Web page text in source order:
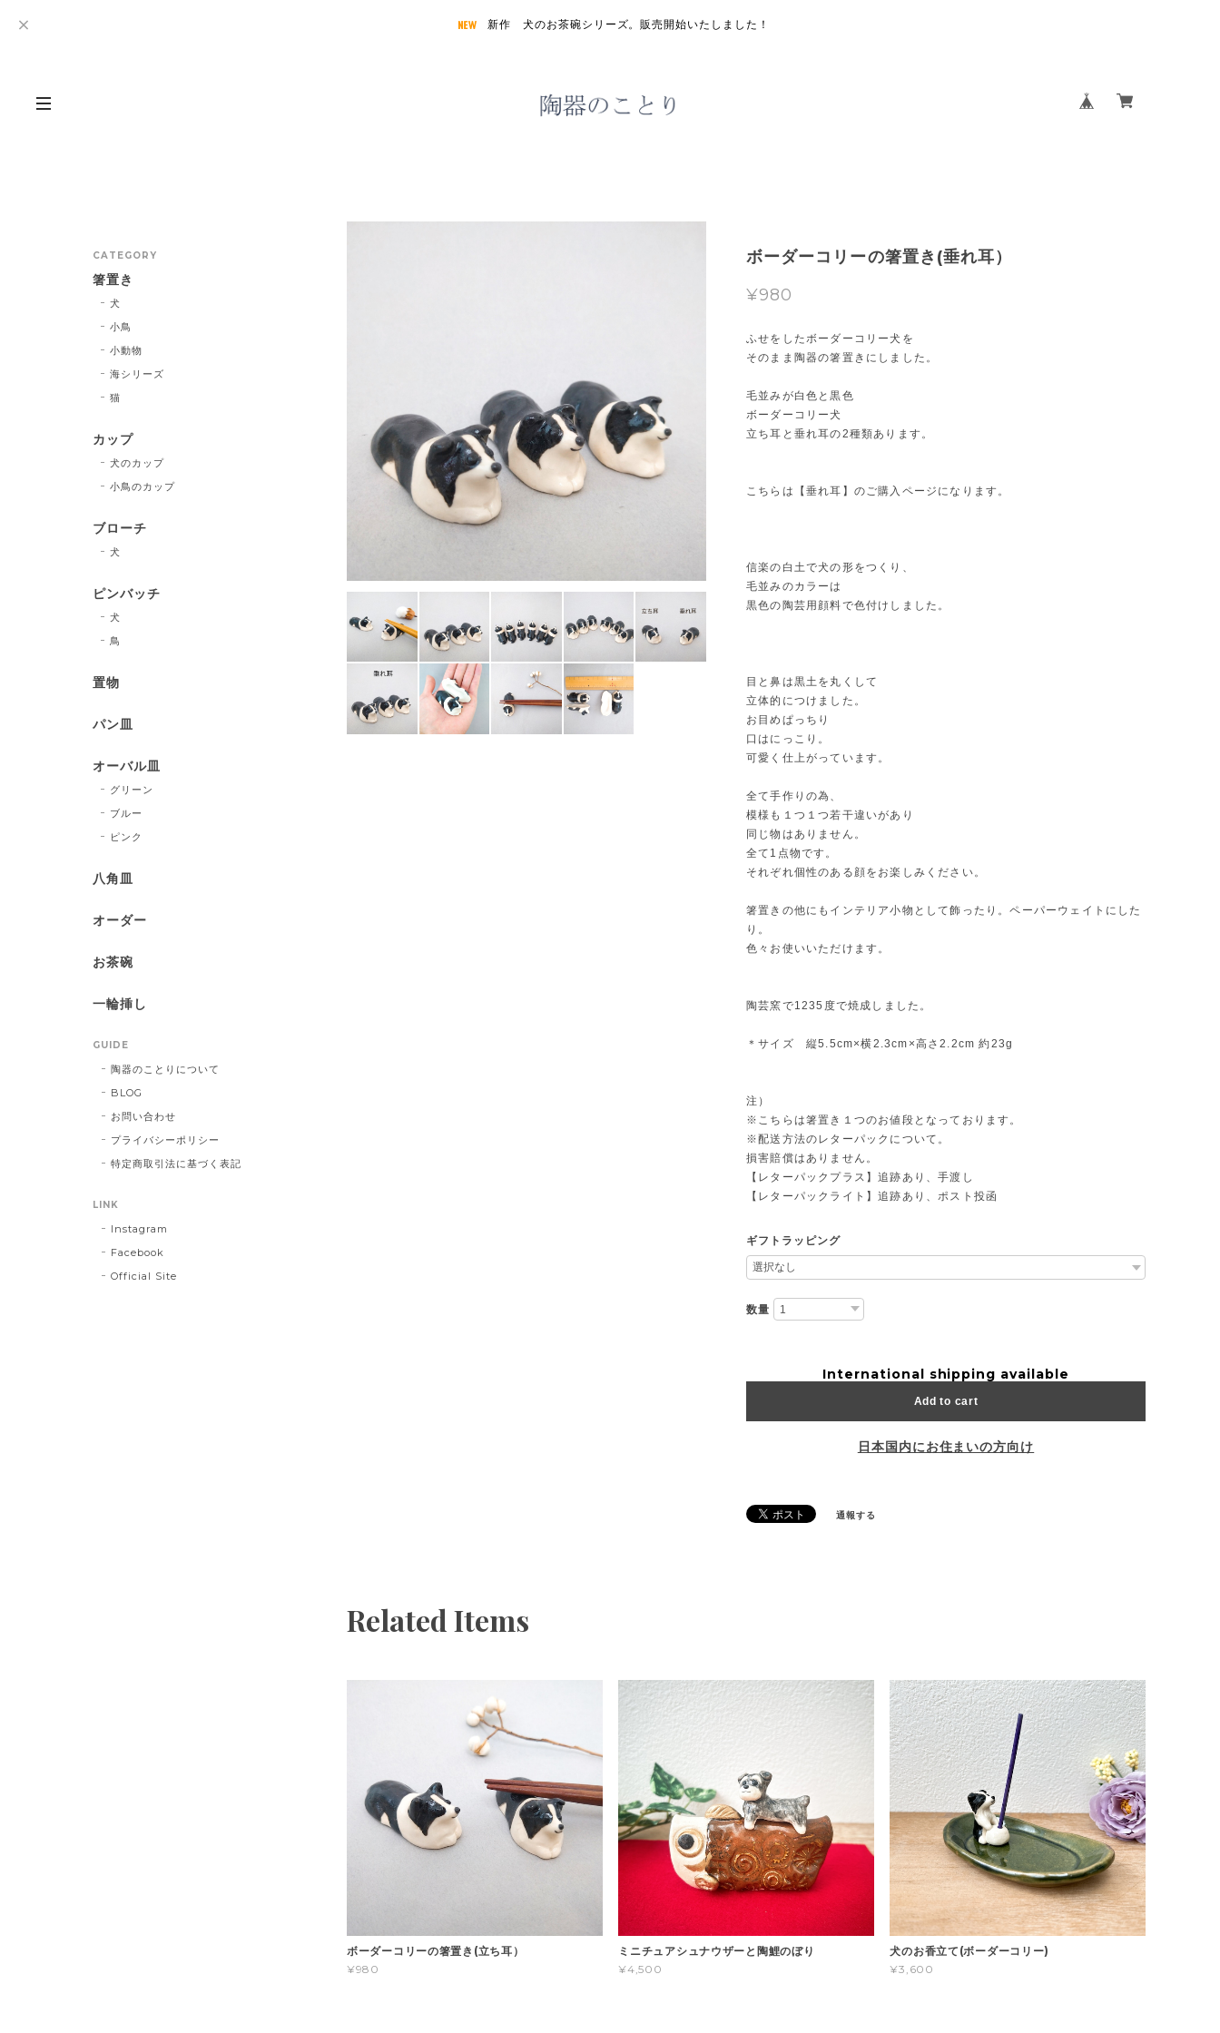
新作 犬のお茶碗シリーズ。販売開始いたしました！
ボーダーコリーの箸置き(垂れ耳）
¥980
ふせをしたボーダーコリー犬を
そのまま陶器の箸置きにしました。
毛並みが白色と黒色
ボーダーコリー犬
立ち耳と垂れ耳の2種類あります。
こちらは【垂れ耳】のご購入ページになります。
信楽の白土で犬の形をつくり、
毛並みのカラーは
黒色の陶芸用顔料で色付けしました。
目と鼻は黒土を丸くして
立体的につけました。
お目めぱっちり
口はにっこり。
可愛く仕上がっています。
全て手作りの為、
模様も１つ１つ若干違いがあり
同じ物はありません。
全て1点物です。
それぞれ個性のある顔をお楽しみください。
箸置きの他にもインテリア小物として飾ったり。ペーパーウェイトにした
り。
色々お使いいただけます。
陶芸窯で1235度で焼成しました。
＊サイズ 縦5.5cm×横2.3cm×高さ2.2cm 約23g
注）
※こちらは箸置き１つのお値段となっております。
※配送方法のレターパックについて。
損害賠償はありません。
【レターパックプラス】追跡あり、手渡し
【レターパックライト】追跡あり、ポスト投函
ギフトラッピング
数量
International shipping available
Add to cart
日本国内にお住まいの方向け
通報する
Related Items
ボーダーコリーの箸置き(立ち耳）
¥980
ミニチュアシュナウザーと陶鯉のぼり
¥4,500
犬のお香立て(ボーダーコリー)
¥3,600
CATEGORY
箸置き
犬
小鳥
小動物
海シリーズ
猫
カップ
犬のカップ
小鳥のカップ
ブローチ
犬
ピンバッチ
犬
鳥
置物
パン皿
オーバル皿
グリーン
ブルー
ピンク
八角皿
オーダー
お茶碗
一輪挿し
GUIDE
陶器のことりについて
BLOG
お問い合わせ
プライバシーポリシー
特定商取引法に基づく表記
LINK
Instagram
Facebook
Official Site